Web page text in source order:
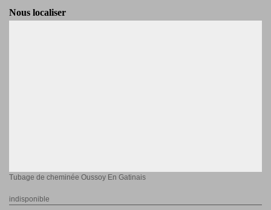
Nous localiser
Tubage de cheminée Oussoy En Gatinais
indisponible